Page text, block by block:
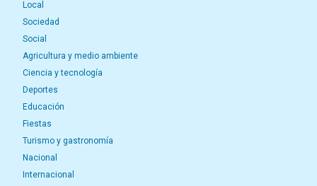
Local
Sociedad
Social
Agricultura y medio ambiente
Ciencia y tecnología
Deportes
Educación
Fiestas
Turismo y gastronomía
Nacional
Internacional